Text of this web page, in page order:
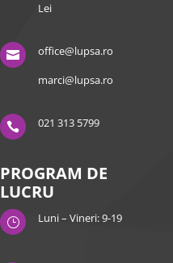
Lei

office@lupsa.ro
marci@lupsa.ro
 021 313 5799
PROGRAM DE
LUCRU
} Luni – Vineri: 9-19